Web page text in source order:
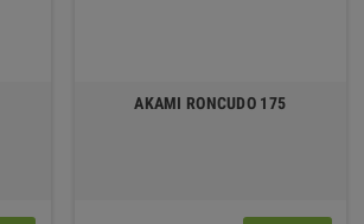
AKAMI RONCUDO 175